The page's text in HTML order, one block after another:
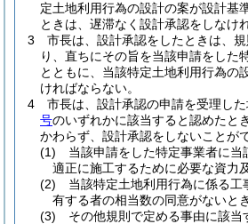
定土地利用行為の設計の案が設計基
ときは、遅滞なく設計承認をしなけ
3
市長は、設計承認をしたときは、
り、直ちにその旨を当該申請をした
とともに、当該特定土地利用行為の
ければならない。
4
市長は、設計承認の申請を受理した
号のいずれかに該当すると認めたとき
かわらず、設計承認をしないことが
(1)
当該申請をした特定事業者に当
適正に施工するために必要な資力
(2)
当該特定土地利用行為に係る工
有する者の相当数の同意がないとき
(3)
その他規則で定める事由に該当